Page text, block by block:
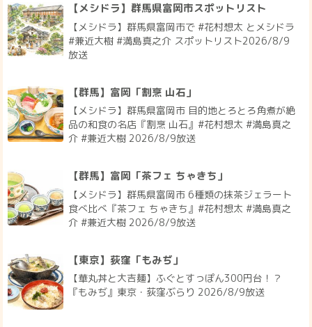
【メシドラ】群馬県富岡市スポットリスト
【メシドラ】群馬県富岡市で #花村想太 とメシドラ
#兼近大樹 #満島真之介 スポットリスト2026/8/9
放送
【群馬】富岡「割烹 山石」
【メシドラ】群馬県富岡市 目的地とろとろ角煮が絶
品の和食の名店『割烹 山石』#花村想太 #満島真之
介 #兼近大樹 2026/8/9放送
【群馬】富岡「茶フェ ちゃきち」
【メシドラ】群馬県富岡市 6種類の抹茶ジェラート
食べ比べ『茶フェ ちゃきち』#花村想太 #満島真之
介 #兼近大樹 2026/8/9放送
【東京】荻窪「もみぢ」
【華丸丼と大吉麺】ふぐとすっぽん300円台！？
『もみぢ』東京・荻窪ぶらり 2026/8/9放送